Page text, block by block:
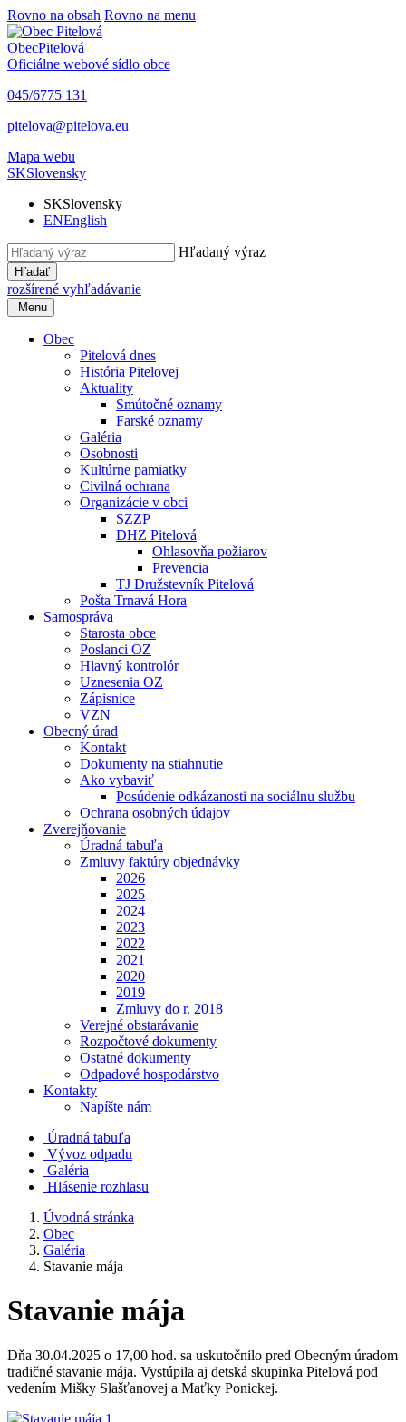
Rovno na obsah Rovno na menu
ObecPitelová
Oficiálne webové sídlo obce
045/6775 131
pitelova@pitelova.eu
Mapa webu
SKSlovensky
SKSlovensky
ENEnglish
Hľadaný výraz
Hľadať
rozšírené vyhľadávanie
Menu
Obec
Pitelová dnes
História Pitelovej
Aktuality
Smútočné oznamy
Farské oznamy
Galéria
Osobnosti
Kultúrne pamiatky
Civilná ochrana
Organizácie v obci
SZZP
DHZ Pitelová
Ohlasovňa požiarov
Prevencia
TJ Družstevník Pitelová
Pošta Trnavá Hora
Samospráva
Starosta obce
Poslanci OZ
Hlavný kontrolór
Uznesenia OZ
Zápisnice
VZN
Obecný úrad
Kontakt
Dokumenty na stiahnutie
Ako vybaviť
Posúdenie odkázanosti na sociálnu službu
Ochrana osobných údajov
Zverejňovanie
Úradná tabuľa
Zmluvy faktúry objednávky
2026
2025
2024
2023
2022
2021
2020
2019
Zmluvy do r. 2018
Verejné obstarávanie
Rozpočtové dokumenty
Ostatné dokumenty
Odpadové hospodárstvo
Kontakty
Napíšte nám
Úradná tabuľa
Vývoz odpadu
Galéria
Hlásenie rozhlasu
Úvodná stránka
Obec
Galéria
Stavanie mája
Stavanie mája
Dňa 30.04.2025 o 17,00 hod. sa uskutočnilo pred Obecným úradom
tradičné stavanie mája. Vystúpila aj detská skupinka Pitelová pod
vedením Mišky Slašťanovej a Maťky Ponickej.